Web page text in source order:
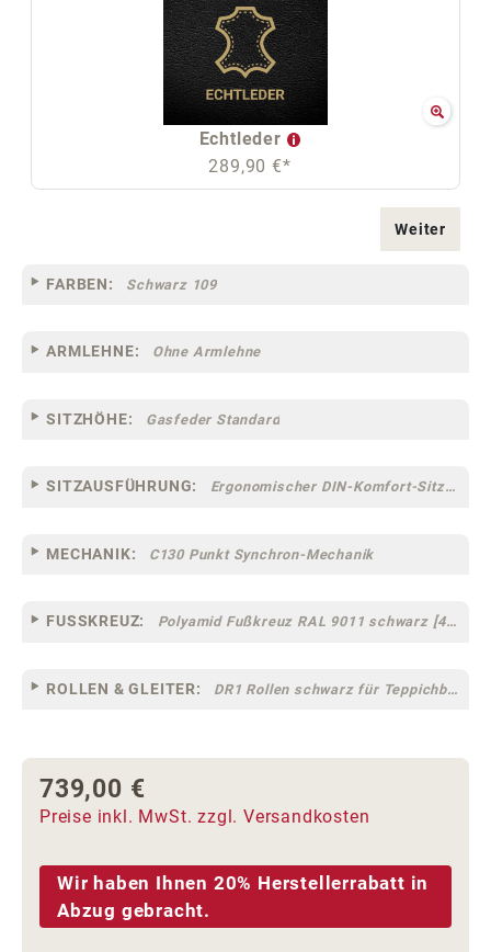
Echtleder
289,90 €*
Weiter
FARBEN: Schwarz 109
ARMLEHNE: Ohne Armlehne
SITZHÖHE: Gasfeder Standard
SITZAUSFÜHRUNG: Ergonomischer DIN-Komfort-Sitz [75]
MECHANIK: C130 Punkt Synchron-Mechanik
FUSSKREUZ: Polyamid Fußkreuz RAL 9011 schwarz [44]
ROLLEN & GLEITER: DR1 Rollen schwarz für Teppichböden [10]
Regulärer Preis:
739,00 €
Preise inkl. MwSt. zzgl. Versandkosten
Wir haben Ihnen 20% Herstellerrabatt in
Abzug gebracht.